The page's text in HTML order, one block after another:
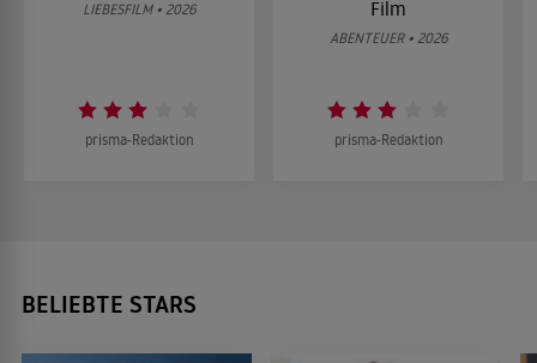
LIEBESFILM • 2026
prisma-Redaktion
Film
ABENTEUER • 2026
prisma-Redaktion
BELIEBTE STARS